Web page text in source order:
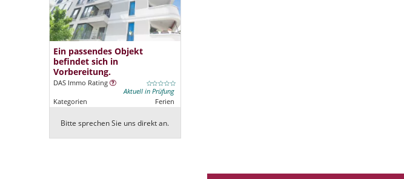
Ein passendes Objekt
befindet sich in
Vorbereitung.
DAS Immo Rating
Aktuell in Prüfung
Kategorien
Ferien
Bitte sprechen Sie uns direkt an.